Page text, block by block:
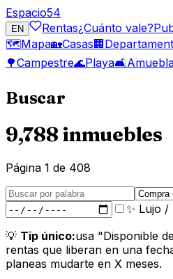
Espacio54
EN Rentas¿Cuánto vale?
🗺️Mapa🏡Casas 🏢
🌳Campestre🌊Playa🛋️
Buscar
9,788 inmuebles
Página 1 de 408
✨ Lujo /
💡 Tip único:usa "Disponible
rentas que liberan en una
planeas mudarte en X meses.